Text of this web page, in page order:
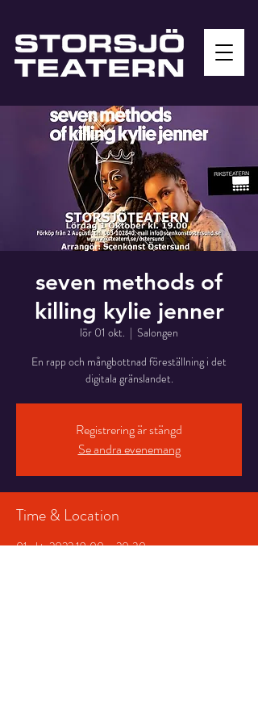
seven methods of
killing kylie jenner
lör 01 okt.
  |
Salongen
En rapp och mångbottnad föreställning i det
digitala gränslandet.
Registrering är stängd
Se andra evenemang
Time & Location
01 okt. 2022 19:00 – 20:30